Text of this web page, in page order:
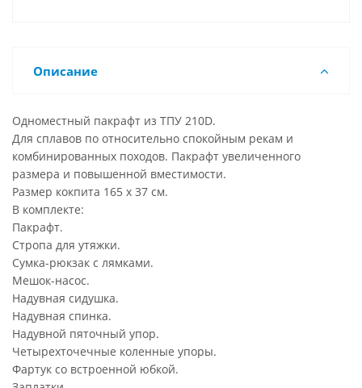
Описание
Одноместный пакрафт из ТПУ 210D.
Для сплавов по относительно спокойным рекам и
комбинированных походов. Пакрафт увеличенного
размера и повышенной вместимости.
Размер кокпита 165 х 37 см.
В комплекте:
Пакрафт.
Стропа для утяжки.
Сумка-рюкзак с лямками.
Мешок-насос.
Надувная сидушка.
Надувная спинка.
Надувной пяточный упор.
Четырехточечные коленные упоры.
Фартук со встроенной юбкой.